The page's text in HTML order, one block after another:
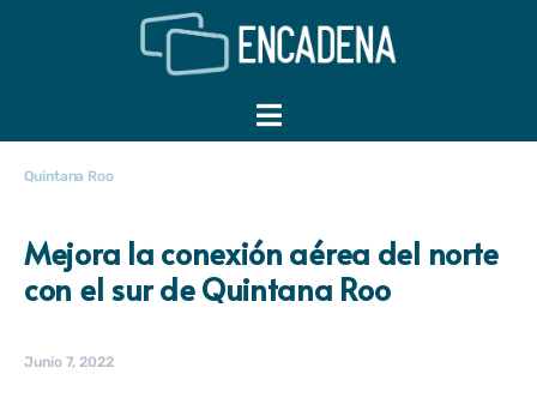
Quintana Roo
Mejora la conexión aérea del norte
con el sur de Quintana Roo
Junio 7, 2022